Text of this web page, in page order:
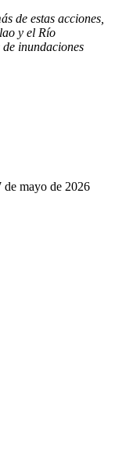
de estas acciones,
y el Río
inundaciones
de mayo de 2026